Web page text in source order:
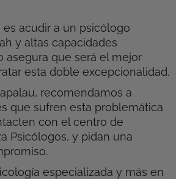
acudir a un psicólogo
y altas capacidades
asegura que será el mejor
esta doble excepcionalidad.
recomendamos a
que sufren esta problemática
con el centro de
Psicólogos, y pidan una
especializada y más en